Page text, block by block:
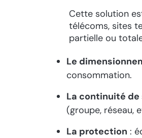
Cette solution
télécoms, sites
partielle ou
Le
consommation.
La continuité de
(groupe, réseau,
La protection :